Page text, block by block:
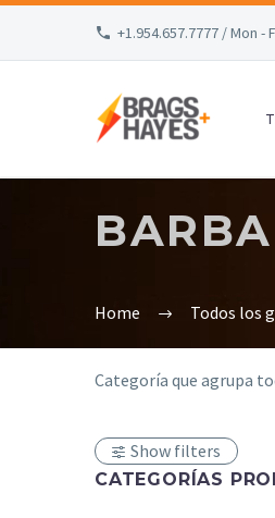
+1.954.657.7777 / Mon -
Home Todos los
Categoría que agrupa
Show filters
CATEGORÍAS